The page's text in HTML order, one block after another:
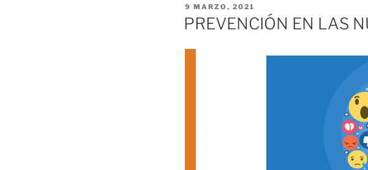
PUBLICADO
EL
9 MARZO, 2021
PREVENCIÓN EN LAS